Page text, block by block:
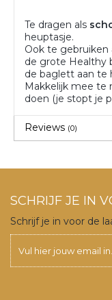
Te dragen als
heuptasje.
Ook te gebruiken
de grote Healthy
de baglett aan te
Makkelijk mee te
doen (je stopt je
Reviews (0)
SCHRIJF JE IN
Schrijf je in voor de